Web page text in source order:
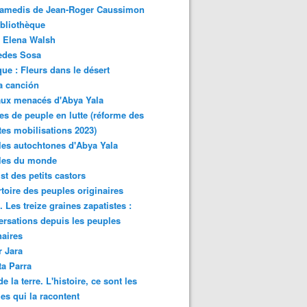
de Jean-Roger Caussimon
Walsh
Sosa
: Fleurs dans le désert
canción
menacés d'Abya Yala
de peuple en lutte (réforme des
mobilisations 2023)
autochtones d'Abya Yala
du monde
des petits castors
des peuples originaires
Les treize graines zapatistes :
depuis les peuples
Jara
Parra
la terre. L'histoire, ce sont les
qui la racontent